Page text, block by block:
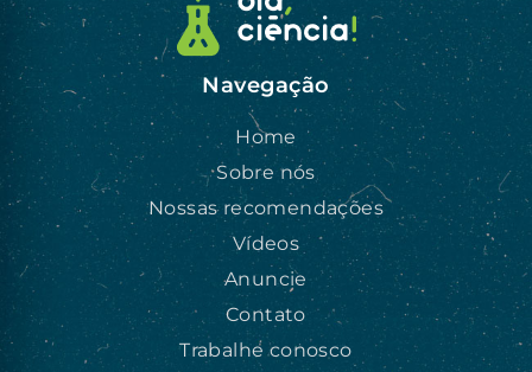
Navegação
Home
Sobre nós
Nossas recomendações
Vídeos
Anuncie
Contato
Trabalhe conosco